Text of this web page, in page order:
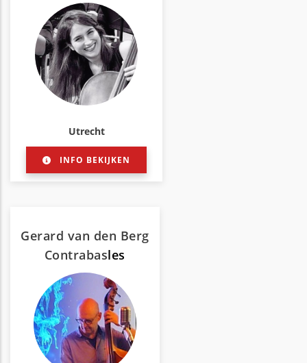
Utrecht
INFO BEKIJKEN
Gerard van den Berg
Contrabasles